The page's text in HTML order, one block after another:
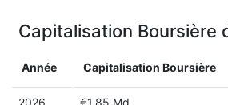
Capitalisation Boursière
Année Capitalisation Boursière
2026 €1.85 Md